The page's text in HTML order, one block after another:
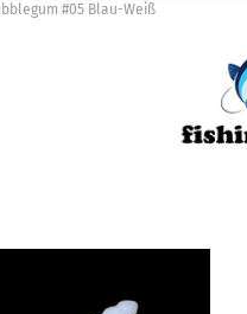
#05 Blau-Weiß